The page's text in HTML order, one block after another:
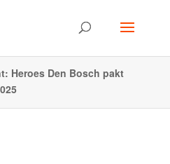
Heroes Den Bosch pakt